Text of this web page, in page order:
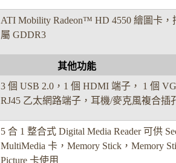
ATI Mobility Radeon™ HD 4550 繪圖卡，
屬 GDDR3
其他功能
3 個 USB 2.0，1 個 HDMI 端子， 1 個
RJ45 乙太網路端子，耳機/麥克風複合插
5 合 1 整合式 Digital Media Reader 可供
MultiMedia 卡，Memory Stick，Memory
Picture 卡使用